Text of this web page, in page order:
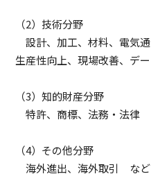
（2）技術分野
設計、加工、材料、電気通
生産性向上、現場改善、デ
（3）知的財産分野
特許、商標、法務・法律
（4）その他分野
海外進出、海外取引 など